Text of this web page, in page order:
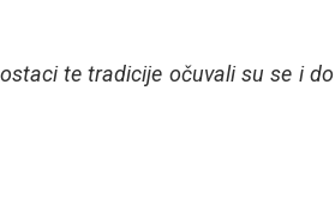
te tradicije očuvali su se i do